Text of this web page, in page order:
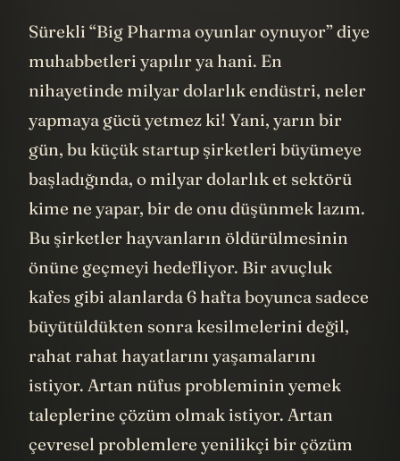
Sürekli “Big Pharma oyunlar oynuyor” diye
muhabbetleri yapılır ya hani. En
nihayetinde milyar dolarlık endüstri, neler
yapmaya gücü yetmez ki! Yani, yarın bir
gün, bu küçük startup şirketleri büyümeye
başladığında, o milyar dolarlık et sektörü
kime ne yapar, bir de onu düşünmek lazım.
Bu şirketler hayvanların öldürülmesinin
önüne geçmeyi hedefliyor. Bir avuçluk
kafes gibi alanlarda 6 hafta boyunca sadece
büyütüldükten sonra kesilmelerini değil,
rahat rahat hayatlarını yaşamalarını
istiyor. Artan nüfus probleminin yemek
taleplerine çözüm olmak istiyor. Artan
çevresel problemlere yenilikçi bir çözüm